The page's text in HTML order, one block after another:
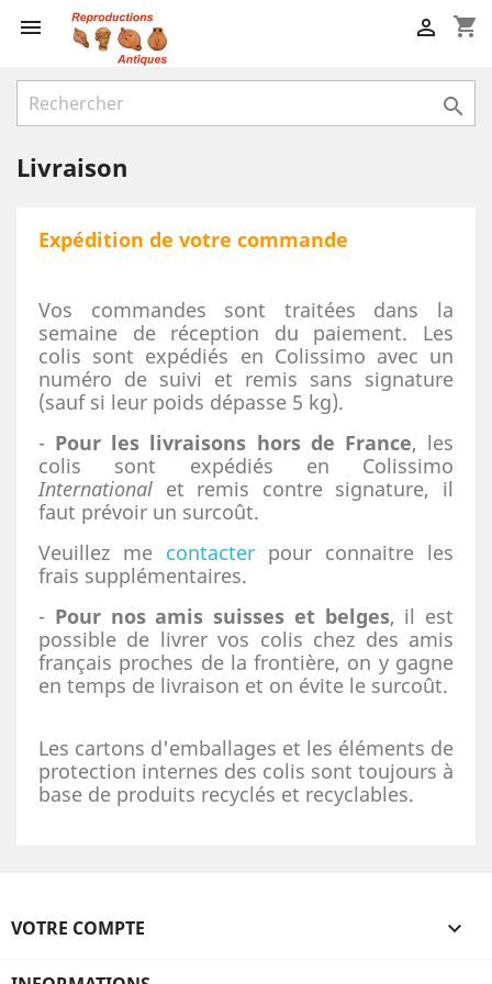
 shopping_cart


Livraison
Expédition de votre commande
Vos commandes sont traitées dans la
semaine de réception du paiement. Les
colis sont expédiés en Colissimo avec un
numéro de suivi et remis sans signature
(sauf si leur poids dépasse 5 kg).
- Pour les livraisons hors de France, les
colis sont expédiés en Colissimo
International et remis contre signature, il
faut prévoir un surcoût.
Veuillez me contacter pour connaitre les
frais supplémentaires.
- Pour nos amis suisses et belges, il est
possible de livrer vos colis chez des amis
français proches de la frontière, on y gagne
en temps de livraison et on évite le surcoût.
Les cartons d'emballages et les éléments de
protection internes des colis sont toujours à
base de produits recyclés et recyclables.
VOTRE COMPTE 